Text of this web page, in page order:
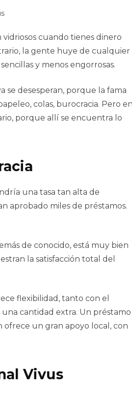
cuando tienes dinero
la gente huye de cualquier
y menos engorrosas.
se desesperan, porque la fama
colas, burocracia. Pero
porque allí se encuentra lo
una tasa tan alta de
aprobado miles de préstamos.
de conocido, está muy bien
la satisfacción total del
flexibilidad, tanto con el
cantidad extra. Un préstamo
un gran apoyo local, con
Vivus